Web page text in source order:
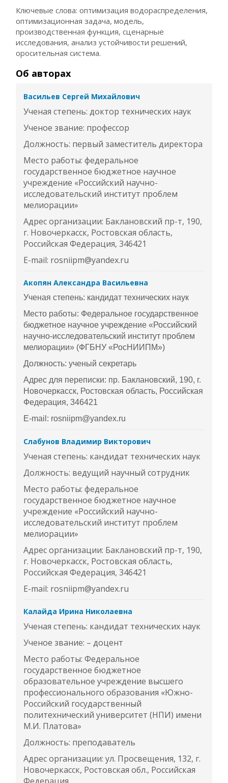
Ключевые слова: оптимизация водораспределения,
оптимизационная задача, модель,
производственная функция, сценарные
исследования, анализ устойчивости решений,
оросительная система.
Об авторах
Васильев Сергей Михайлович
Ученая степень: доктор технических наук
Ученое звание: профессор
Должность: первый заместитель директора
Место работы: федеральное
государственное бюджетное научное
учреждение «Российский научно-
исследовательский институт проблем
мелиорации»
Адрес организации: Баклановский пр-т, 190,
г. Новочеркасск, Ростовская область,
Российская Федерация, 346421
E-mail: rosniipm@yandex.ru
Акопян Александра Васильевна
Ученая степень: кандидат технических наук
Место работы: Федеральное государственное
бюджетное научное учреждение «Российский
научно-исследовательский институт проблем
мелиорации» (ФГБНУ «РосНИИПМ»)
Должность: ученый секретарь
Адрес для переписки: пр. Баклановский, 190, г.
Новочеркасск, Ростовская область, Российская
Федерация, 346421
E-mail: rosniipm@yandex.ru
Слабунов Владимир Викторович
Ученая степень: кандидат технических наук
Должность: ведущий научный сотрудник
Место работы: федеральное
государственное бюджетное научное
учреждение «Российский научно-
исследовательский институт проблем
мелиорации»
Адрес организации: Баклановский пр-т, 190,
г. Новочеркасск, Ростовская область,
Российская Федерация, 346421
E-mail: rosniipm@yandex.ru
Калайда Ирина Николаевна
Ученая степень: кандидат технических наук
Ученое звание: – доцент
Место работы: Федеральное
государственное бюджетное
образовательное учреждение высшего
профессионального образования «Южно-
Российский государственный
политехнический университет (НПИ) имени
М.И. Платова»
Должность: преподаватель
Адрес организации: ул. Просвещения, 132, г.
Новочеркасск, Ростовская обл., Российская